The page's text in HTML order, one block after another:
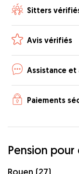
Sitters
Avis vérifiés
Assistance et
Paiements
Pension pour